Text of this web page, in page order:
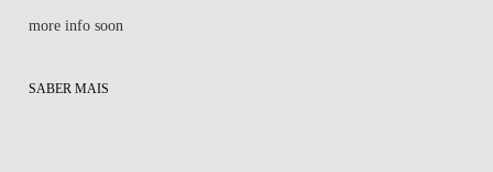
more info soon
SABER MAIS